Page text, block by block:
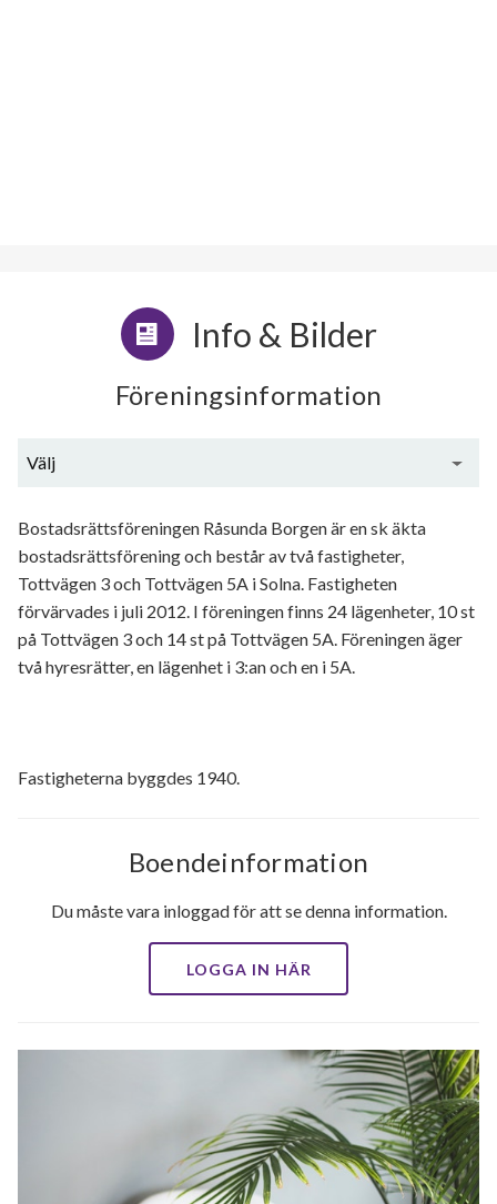
Info & Bilder
Föreningsinformation
Välj
Utförda renoveringar
Bostadsrättsföreningen Råsunda Borgen är en sk äkta
bostadsrättsförening och består av två fastigheter,
Tottvägen 3 och Tottvägen 5A i Solna. Fastigheten
förvärvades i juli 2012. I föreningen finns 24 lägenheter, 10 st
på Tottvägen 3 och 14 st på Tottvägen 5A. Föreningen äger
två hyresrätter, en lägenhet i 3:an och en i 5A.
Fastigheterna byggdes 1940.
Boendeinformation
Du måste vara inloggad för att se denna information.
LOGGA IN HÄR